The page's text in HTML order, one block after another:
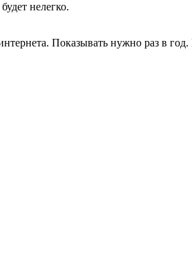
нелегко.
Показывать нужно раз в